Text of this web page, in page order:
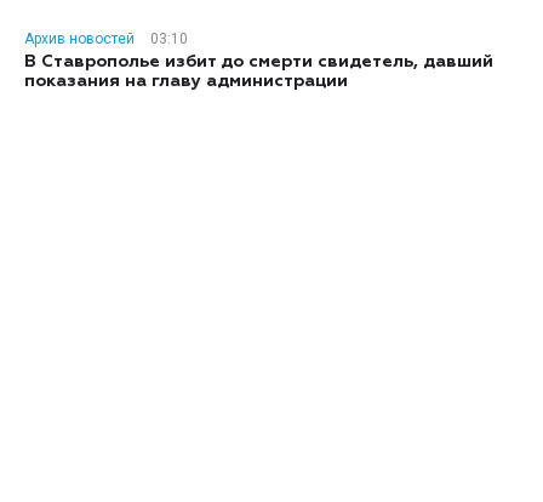
Архив новостей
03:10
В Ставрополье избит до смерти свидетель, давший
показания на главу администрации